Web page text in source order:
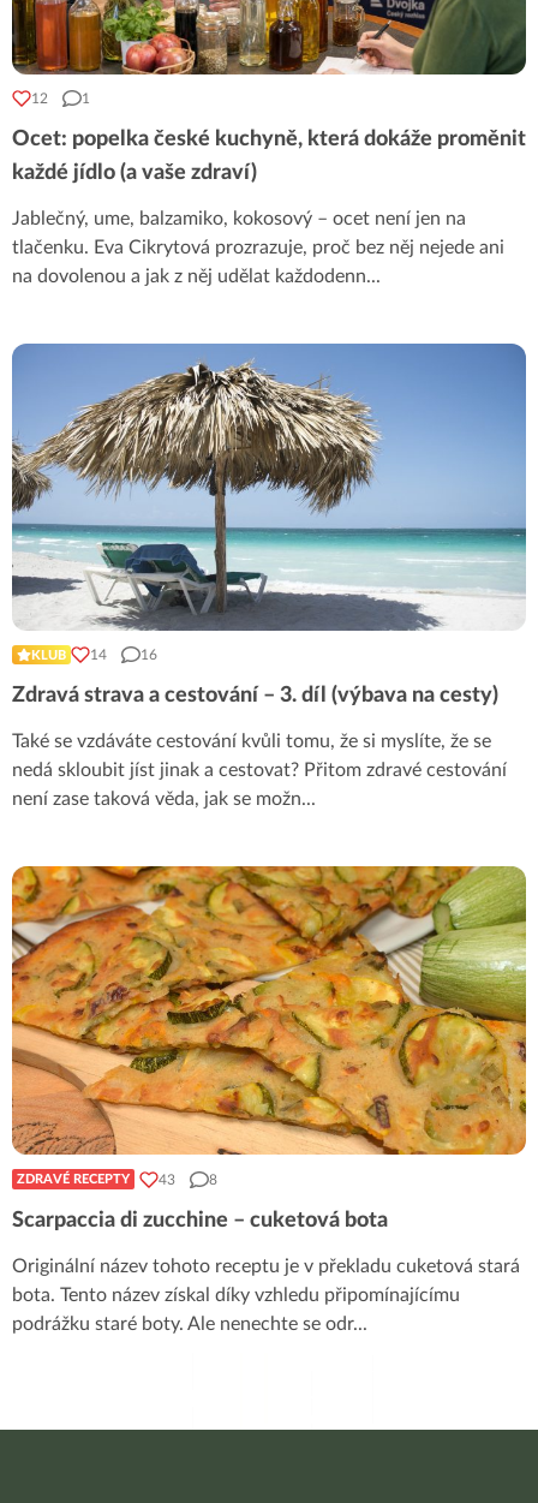
12 1
Ocet: popelka české kuchyně, která dokáže proměnit
každé jídlo (a vaše zdraví)
Jablečný, ume, balzamiko, kokosový – ocet není jen na
tlačenku. Eva Cikrytová prozrazuje, proč bez něj nejede ani
na dovolenou a jak z něj udělat každodenn...
KLUB 14 16
Zdravá strava a cestování – 3. díl (výbava na cesty)
Také se vzdáváte cestování kvůli tomu, že si myslíte, že se
nedá skloubit jíst jinak a cestovat? Přitom zdravé cestování
není zase taková věda, jak se možn...
ZDRAVÉ RECEPTY 43 8
Scarpaccia di zucchine – cuketová bota
Originální název tohoto receptu je v překladu cuketová stará
bota. Tento název získal díky vzhledu připomínajícímu
podrážku staré boty. Ale nenechte se odr...